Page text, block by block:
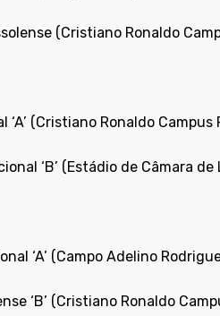
(Cristiano Ronaldo
‘A’ (Cristiano Ronaldo Campus
‘B’ (Estádio de Câmara de
‘A’ (Campo Adelino
‘B’ (Cristiano Ronaldo